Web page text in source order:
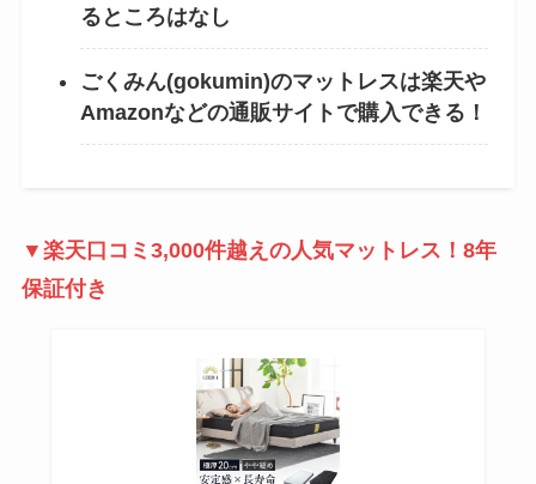
るところはなし
ごくみん(gokumin)のマットレスは楽天や
Amazonなどの通販サイトで購入できる！
▼楽天口コミ3,000件越えの人気マットレス！8年
保証付き